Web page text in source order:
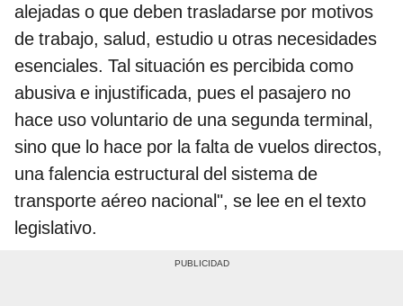
alejadas o que deben trasladarse por motivos
de trabajo, salud, estudio u otras necesidades
esenciales. Tal situación es percibida como
abusiva e injustificada, pues el pasajero no
hace uso voluntario de una segunda terminal,
sino que lo hace por la falta de vuelos directos,
una falencia estructural del sistema de
transporte aéreo nacional", se lee en el texto
legislativo.